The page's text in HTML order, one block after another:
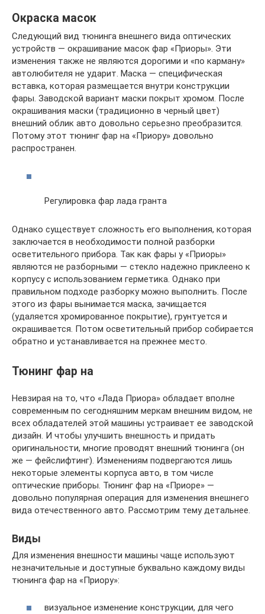
Окраска масок
Следующий вид тюнинга внешнего вида оптических
устройств — окрашивание масок фар «Приоры». Эти
изменения также не являются дорогими и «по карману»
автолюбителя не ударит. Маска — специфическая
вставка, которая размещается внутри конструкции
фары. Заводской вариант маски покрыт хромом. После
окрашивания маски (традиционно в черный цвет)
внешний облик авто довольно серьезно преобразится.
Потому этот тюнинг фар на «Приору» довольно
распространен.
Регулировка фар лада гранта
Однако существует сложность его выполнения, которая
заключается в необходимости полной разборки
осветительного прибора. Так как фары у «Приоры»
являются не разборными — стекло надежно приклеено к
корпусу с использованием герметика. Однако при
правильном подходе разборку можно выполнить. После
этого из фары вынимается маска, зачищается
(удаляется хромированное покрытие), грунтуется и
окрашивается. Потом осветительный прибор собирается
обратно и устанавливается на прежнее место.
Тюнинг фар на
Невзирая на то, что «Лада Приора» обладает вполне
современным по сегодняшним меркам внешним видом, не
всех обладателей этой машины устраивает ее заводской
дизайн. И чтобы улучшить внешность и придать
оригинальности, многие проводят внешний тюнинга (он
же — фейслифтинг). Изменениям подвергаются лишь
некоторые элементы корпуса авто, в том числе
оптические приборы. Тюнинг фар на «Приоре» —
довольно популярная операция для изменения внешнего
вида отечественного авто. Рассмотрим тему детальнее.
Виды
Для изменения внешности машины чаще используют
незначительные и доступные буквально каждому виды
тюнинга фар на «Приору»:
визуальное изменение конструкции, для чего